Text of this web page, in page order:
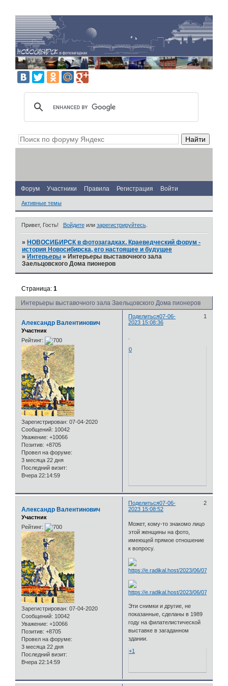
Форум Участники Правила Регистрация Войти
Активные темы
Привет, Гость! Войдитеили зарегистрируйтесь.
» НОВОСИБИРСК в фотозагадках. Краеведческий форум -
история Новосибирска, его настоящее и будущее
» Интерьеры » Интерьеры выставочного зала
Заельцовского Дома пионеров
Интерьеры выставочного зала Заельцовского Дома пионеров
Страница:1
Поделиться 1
07-06-
2023 15:08:36
Александр Валентинович
Участник
Рейтинг:
Зарегистрирован: 07-04-2020
Сообщений: 10042
Уважение: +10066
Позитив: +8705
Провел на форуме:
3 месяца 22 дня
Последний визит:
Вчера 22:14:59
0
Поделиться 2
07-06-
2023 15:08:52
Александр Валентинович
Участник
Рейтинг:
Зарегистрирован: 07-04-2020
Сообщений: 10042
Уважение: +10066
Позитив: +8705
Провел на форуме:
3 месяца 22 дня
Последний визит:
Вчера 22:14:59
Может, кому-то знакомо лицо
этой женщины на фото,
имеющей прямое отношение
к вопросу.
Эти снимки и другие, не
показанные, сделаны в 1989
году на филателистической
выставке в загаданном
здании.
+1